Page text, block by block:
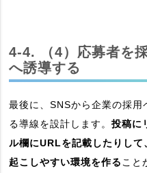
4-4. （4）応募者を
へ誘導する
最後に、SNSから企業の採
る導線を設計します。投稿に
ル欄にURLを記載したりし
起こしやすい環境を作る こと